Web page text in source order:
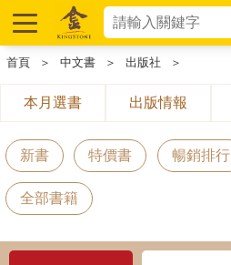
首頁 ＞ 中文書 ＞ 出版社 ＞
本月選書 出版情報
新書 特價書 暢銷排行
全部書籍